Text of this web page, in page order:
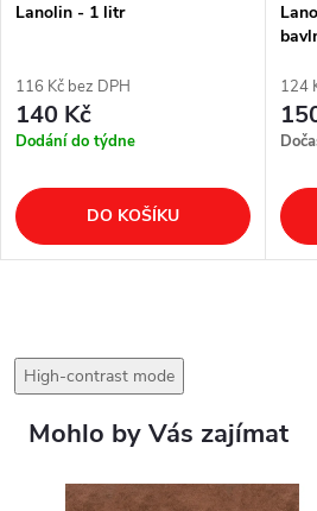
Lanolin - 1 litr
116 Kč bez DPH
140 Kč
Dodání do týdne
DO KOŠÍKU
124
High-contrast mode
Mohlo by Vás zajímat